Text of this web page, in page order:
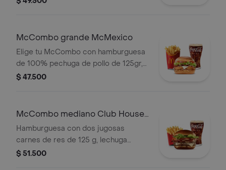
Acompañada de papas fritas grandes
y bebida grande a elección.
McCombo grande McMexico
Elige tu McCombo con hamburguesa
de 100% pechuga de pollo de 125gr,
salsa Tajin, tomate, lechuga, tocineta,
elegir.
$ 47.500
McCombo mediano Club House
2 Carnes
Hamburguesa con dos jugosas
carnes de res de 125 g, lechuga
fresca, tomate, cebolla grillada,
$ 51.500